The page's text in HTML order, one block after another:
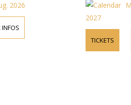
2026
INFOS
2027
TICKETS